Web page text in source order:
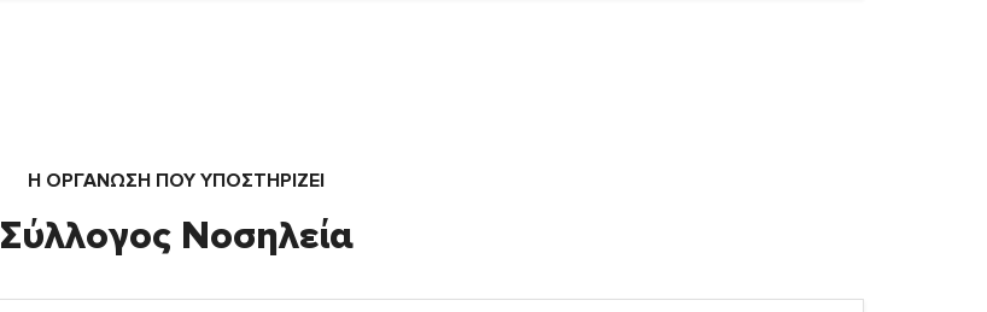
Η ΟΡΓΆΝΩΣΗ ΠΟΥ ΥΠΟΣΤΗΡΙΖΕΙ
Σύλλογος Νοσηλεία